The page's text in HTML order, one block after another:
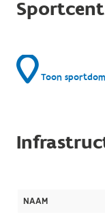
Toon
NAAM